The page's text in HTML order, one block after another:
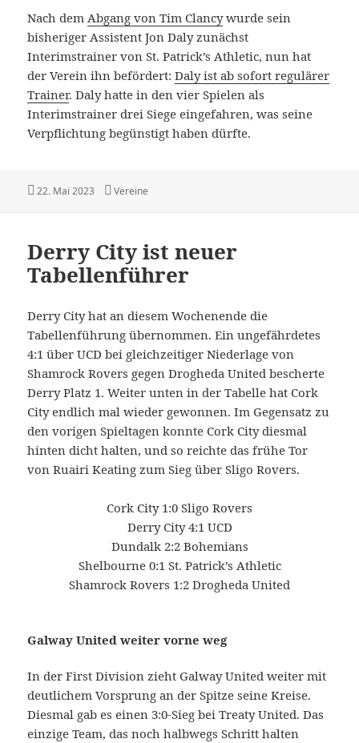
Nach dem Abgang von Tim Clancywurde sein
bisheriger Assistent Jon Daly zunächst
Interimstrainer von St. Patrick’s Athletic, nun hat
der Verein ihn befördert:Daly ist ab sofort regulärer
Trainer. Daly hatte in den vier Spielen als
Interimstrainer drei Siege eingefahren, was seine
Verpflichtung begünstigt haben dürfte.
Veröffentlicht
22. Mai 2023 Kategorien
Vereine
Derry City ist neuer
Tabellenführer
Derry City hat an diesem Wochenende die
Tabellenführung übernommen. Ein ungefährdetes
4:1 über UCD bei gleichzeitiger Niederlage von
Shamrock Rovers gegen Drogheda United bescherte
Derry Platz 1. Weiter unten in der Tabelle hat Cork
City endlich mal wieder gewonnen. Im Gegensatz zu
den vorigen Spieltagen konnte Cork City diesmal
hinten dicht halten, und so reichte das frühe Tor
von Ruairi Keating zum Sieg über Sligo Rovers.
Cork City 1:0 Sligo Rovers
Derry City 4:1 UCD
Dundalk 2:2 Bohemians
Shelbourne 0:1 St. Patrick’s Athletic
Shamrock Rovers 1:2 Drogheda United
Galway United weiter vorne weg
In der First Division zieht Galway United weiter mit
deutlichem Vorsprung an der Spitze seine Kreise.
Diesmal gab es einen 3:0-Sieg bei Treaty United. Das
einzige Team, das noch halbwegs Schritt halten